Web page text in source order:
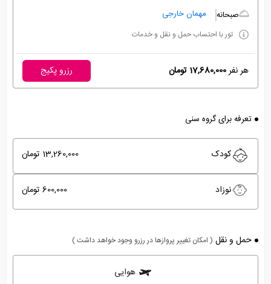
صبحانه
مهمان خارجی
تور با احتساب حمل و نقل و خدمات
هر نفر17,680,000 تومان رزرو پکیج
تعرفه برای گروه سنی
کودک 13,260,000 تومان
نوزاد 600,000 تومان
حمل و نقل ( امکان تغییر پروازها در رزرو وجود خواهد داشت )
هوایی